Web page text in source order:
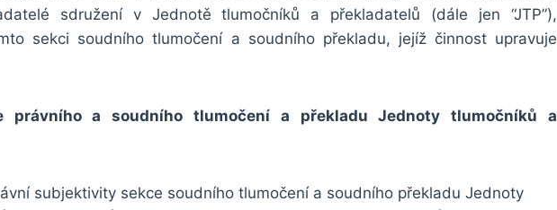
sdružení v Jednotě tlumočníků a překladatelů (dále jen “JTP”),
sekci soudního tlumočení a soudního překladu, jejíž činnost upravuje
právního a soudního tlumočení a překladu Jednoty tlumočníků a
subjektivity sekce soudního tlumočení a soudního překladu Jednoty